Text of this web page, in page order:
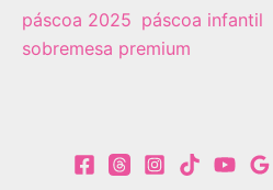
páscoa 2025 páscoa infantil
sobremesa premium